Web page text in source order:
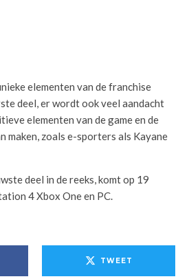
elementen van de franchise
deel, er wordt ook veel aandacht
elementen van de game en de
maken, zoals e-sporters als Kayane
deel in de reeks, komt op 19
4 Xbox One en PC.
TWEET